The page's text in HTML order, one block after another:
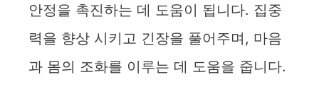
안정을 촉진하는 데 도움이 됩니다. 집중
력을 향상 시키고 긴장을 풀어주며, 마음
과 몸의 조화를 이루는 데 도움을 줍니다.